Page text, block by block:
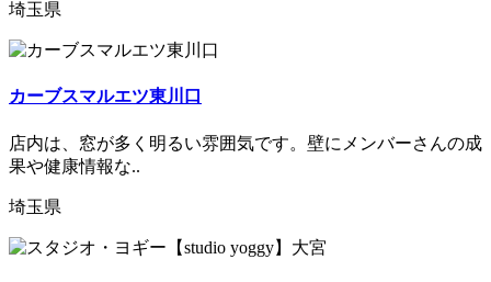
埼玉県
カーブスマルエツ東川口
店内は、窓が多く明るい雰囲気です。壁にメンバーさんの成
果や健康情報な..
埼玉県